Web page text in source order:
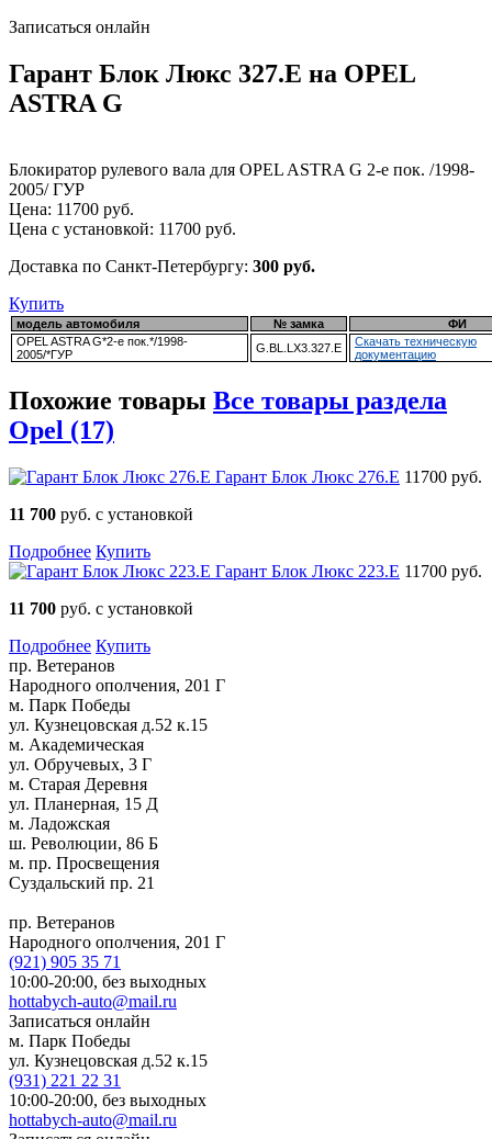
Записаться онлайн
Гарант Блок Люкс 327.E на OPEL
ASTRA G
Блокиратор рулевого вала для OPEL ASTRA G 2-е пок. /1998-
2005/ ГУР
Цена: 11700 руб.
Цена с установкой: 11700 руб.
Доставка по Санкт-Петербургу: 300 руб.
Купить
модель автомобиля № замка
ФИ
OPEL ASTRA G*2-е пок.*/1998-
2005/*ГУР
G.BL.LX3.327.E
Скачать техническую
документацию
Похожие товары Все товары раздела
Opel (17)
Гарант Блок Люкс 276.E 11700 руб.
11 700 руб. с установкой
Подробнее Купить
Гарант Блок Люкс 223.E 11700 руб.
11 700 руб. с установкой
Подробнее Купить
пр. Ветеранов
Народного ополчения, 201 Г
м. Парк Победы
ул. Кузнецовская д.52 к.15
м. Академическая
ул. Обручевых, 3 Г
м. Старая Деревня
ул. Планерная, 15 Д
м. Ладожская
ш. Революции, 86 Б
м. пр. Просвещения
Суздальский пр. 21
пр. Ветеранов
Народного ополчения, 201 Г
(921) 905 35 71
10:00-20:00, без выходных
hottabych-auto@mail.ru
Записаться онлайн
м. Парк Победы
ул. Кузнецовская д.52 к.15
(931) 221 22 31
10:00-20:00, без выходных
hottabych-auto@mail.ru